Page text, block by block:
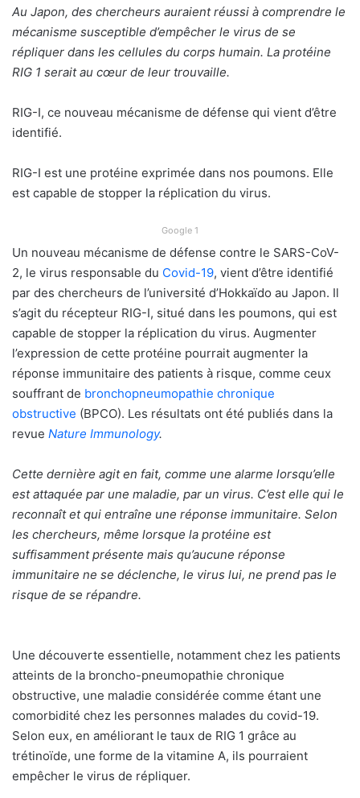
Au Japon, des chercheurs auraient réussi à comprendre le
mécanisme susceptible d’empêcher le virus de se
répliquer dans les cellules du corps humain. La protéine
RIG 1 serait au cœur de leur trouvaille.
RIG-I, ce nouveau mécanisme de défense qui vient d’être
identifié.
RIG-I est une protéine exprimée dans nos poumons. Elle
est capable de stopper la réplication du virus.
Google 1
Un nouveau mécanisme de défense contre le SARS-CoV-
2, le virus responsable du Covid-19, vient d’être identifié
par des chercheurs de l’université d’Hokkaïdo au Japon. Il
s’agit du récepteur RIG-I, situé dans les poumons, qui est
capable de stopper la réplication du virus. Augmenter
l’expression de cette protéine pourrait augmenter la
réponse immunitaire des patients à risque, comme ceux
souffrant de bronchopneumopathie chronique
obstructive (BPCO). Les résultats ont été publiés dans la
revue Nature Immunology.
Cette dernière agit en fait, comme une alarme lorsqu’elle
est attaquée par une maladie, par un virus. C’est elle qui le
reconnaît et qui entraîne une réponse immunitaire. Selon
les chercheurs, même lorsque la protéine est
suffisamment présente mais qu’aucune réponse
immunitaire ne se déclenche, le virus lui, ne prend pas le
risque de se répandre.
Une découverte essentielle, notamment chez les patients
atteints de la broncho-pneumopathie chronique
obstructive, une maladie considérée comme étant une
comorbidité chez les personnes malades du covid-19.
Selon eux, en améliorant le taux de RIG 1 grâce au
trétinoïde, une forme de la vitamine A, ils pourraient
empêcher le virus de répliquer.